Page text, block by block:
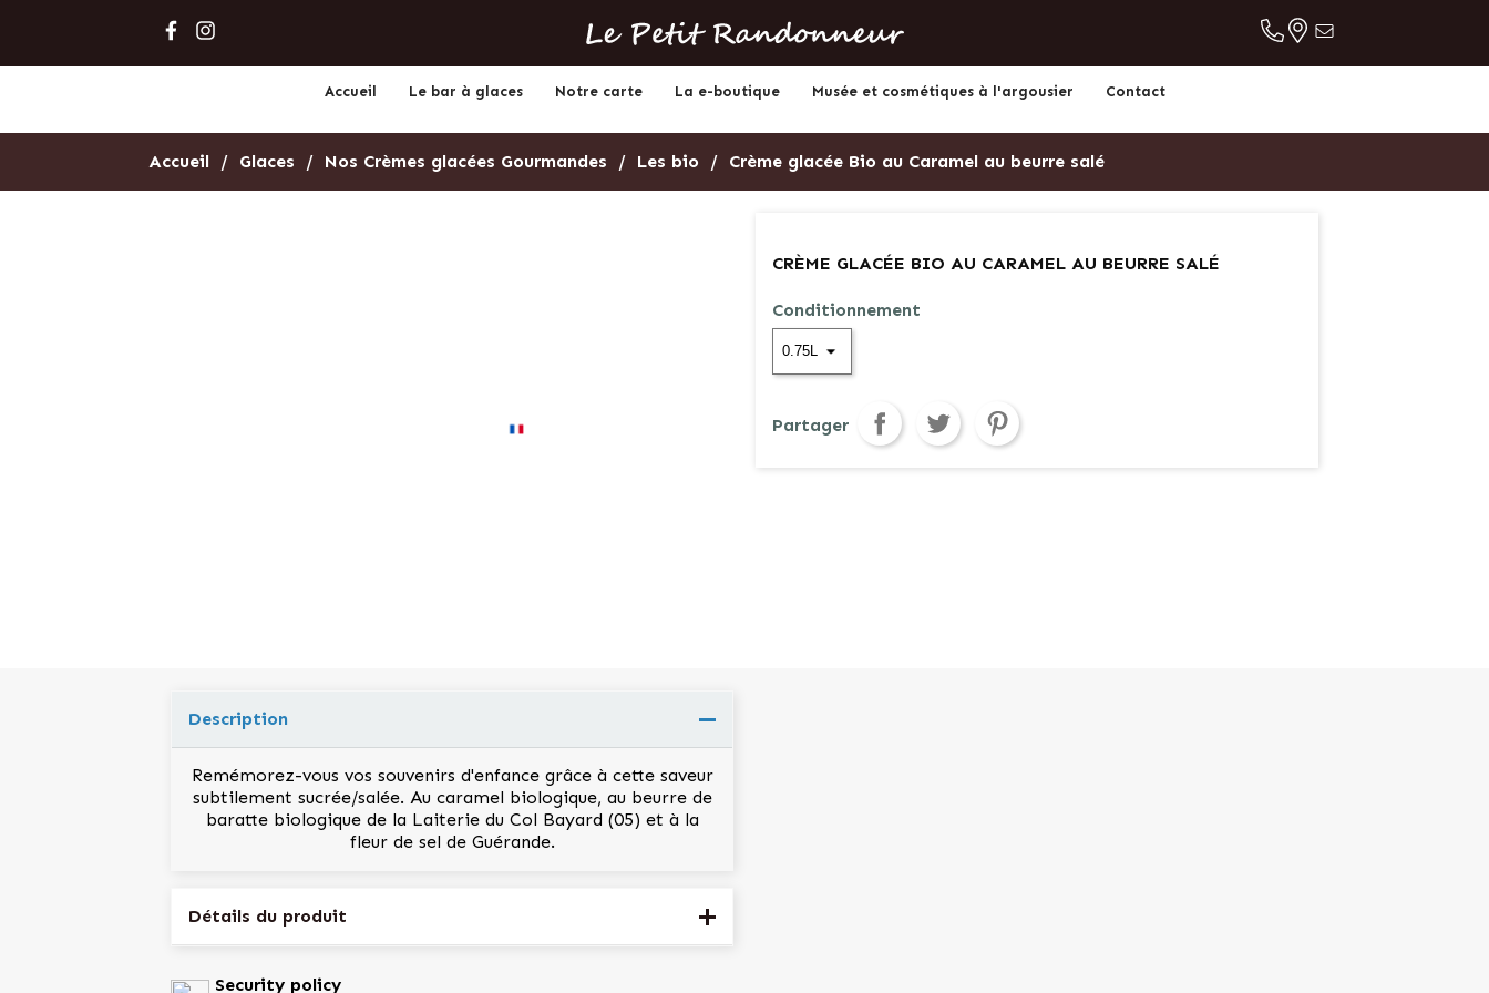
Accueil Le bar à glaces Notre carte La e-boutique Musée et cosmétiques à l'argousier Contact
Accueil Glaces Nos Crèmes glacées Gourmandes Les bio Crème glacée Bio au Caramel au beurre salé
Description
Remémorez-vous vos souvenirs d'enfance grâce à cette saveur
subtilement sucrée/salée. Au caramel biologique, au beurre de
baratte biologique de la Laiterie du Col Bayard (05) et à la
fleur de sel de Guérande.
Détails du produit
Référence CARAMEL0.75BIO
Security policy
CRÈME GLACÉE BIO AU CARAMEL AU BEURRE SALÉ
Conditionnement
Partager
PartagerTweet